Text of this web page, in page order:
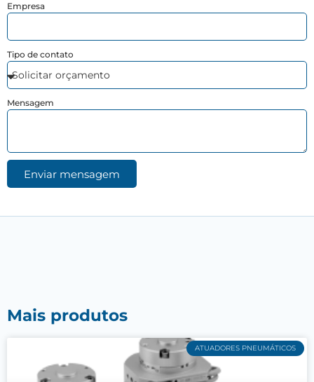
Empresa
Tipo de contato
Mensagem
Enviar mensagem
Mais produtos
ATUADORES PNEUMÁTICOS